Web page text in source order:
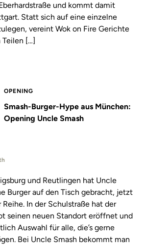
und kommt damit
Statt sich auf eine einzelne
vereint Wok on Fire Gerichte
Teilen […]
OPENING
Smash-Burger-Hype aus München:
Opening Uncle Smash
und Reutlingen hat Uncle
Burger auf den Tisch gebracht, jetzt
In der Schulstraße hat der
seinen neuen Standort eröffnet und
Auswahl für alle, die’s gerne
Bei Uncle Smash bekommt man